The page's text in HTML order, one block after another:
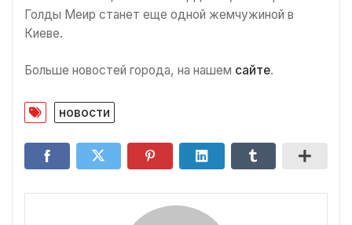
Голды Меир станет еще одной жемчужиной в
Киеве.
Больше новостей города, на нашем сайте.
новости